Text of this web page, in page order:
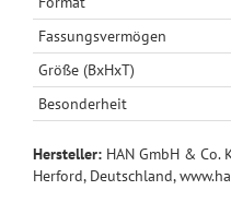
Fassungsvermögen
Größe (BxHxT)
Besonderheit
Hersteller: HAN GmbH & Co.
Herford, Deutschland,